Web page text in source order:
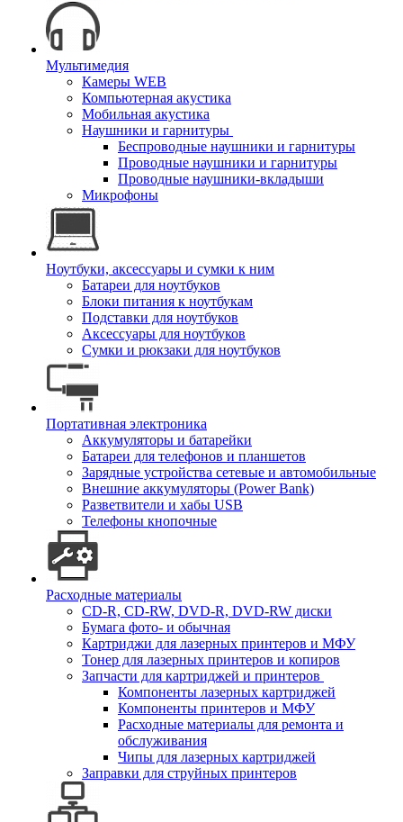
Мультимедия
Камеры WEB
Компьютерная акустика
Мобильная акустика
Наушники и гарнитуры
Беспроводные наушники и гарнитуры
Проводные наушники и гарнитуры
Проводные наушники-вкладыши
Микрофоны
Ноутбуки, аксессуары и сумки к ним
Батареи для ноутбуков
Блоки питания к ноутбукам
Подставки для ноутбуков
Аксессуары для ноутбуков
Сумки и рюкзаки для ноутбуков
Портативная электроника
Аккумуляторы и батарейки
Батареи для телефонов и планшетов
Зарядные устройства сетевые и автомобильные
Внешние аккумуляторы (Power Bank)
Разветвители и хабы USB
Телефоны кнопочные
Расходные материалы
CD-R, CD-RW, DVD-R, DVD-RW диски
Бумага фото- и обычная
Картриджи для лазерных принтеров и МФУ
Тонер для лазерных принтеров и копиров
Запчасти для картриджей и принтеров
Компоненты лазерных картриджей
Компоненты принтеров и МФУ
Расходные материалы для ремонта и
обслуживания
Чипы для лазерных картриджей
Заправки для струйных принтеров